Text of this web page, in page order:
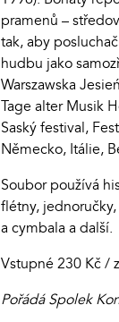
pramenů –
tak, aby
hudbu jako
Warszawska
Tage alter Musik
Saský festival,
Německo, Itálie,
Soubor používá
flétny,
a cymbala a další.
Vstupné 230 Kč /
Pořádá Spolek